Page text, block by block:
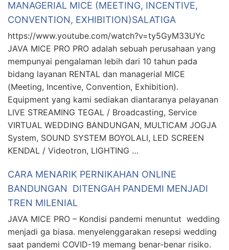
MANAGERIAL MICE (MEETING, INCENTIVE,
CONVENTION, EXHIBITION)SALATIGA
https://www.youtube.com/watch?v=ty5GyM33UYc
JAVA MICE PRO PRO adalah sebuah perusahaan yang
mempunyai pengalaman lebih dari 10 tahun pada
bidang layanan RENTAL dan managerial MICE
(Meeting, Incentive, Convention, Exhibition).
Equipment yang kami sediakan diantaranya pelayanan
LIVE STREAMING TEGAL / Broadcasting, Service
VIRTUAL WEDDING BANDUNGAN, MULTICAM JOGJA
System, SOUND SYSTEM BOYOLALI, LED SCREEN
KENDAL / Videotron, LIGHTING …
CARA MENARIK PERNIKAHAN ONLINE
BANDUNGAN DITENGAH PANDEMI MENJADI
TREN MILENIAL
JAVA MICE PRO – Kondisi pandemi menuntut wedding
menjadi ga biasa. menyelenggarakan resepsi wedding
saat pandemi COVID-19 memang benar-benar risiko.